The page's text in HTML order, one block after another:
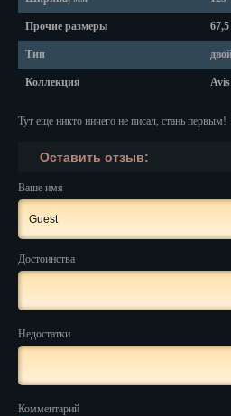
Прочие размеры
Тип
Коллекция
Тут еще никто ничего не писал, стань первым!
Оставить отзыв:
Ваше имя
Достоинства
Недостатки
Комментарий